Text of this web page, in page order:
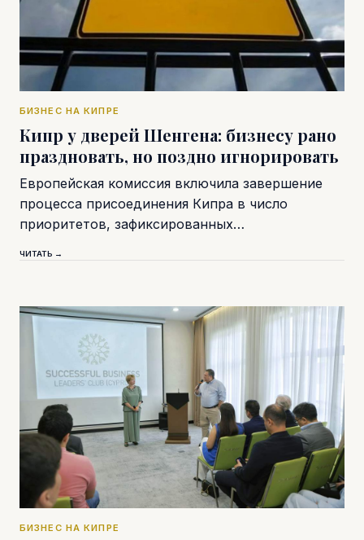
БИЗНЕС НА КИПРЕ
Кипр у дверей Шенгена: бизнесу рано
праздновать, но поздно игнорировать
Европейская комиссия включила завершение
процесса присоединения Кипра в число
приоритетов, зафиксированных…
ЧИТАТЬ →
БИЗНЕС НА КИПРЕ